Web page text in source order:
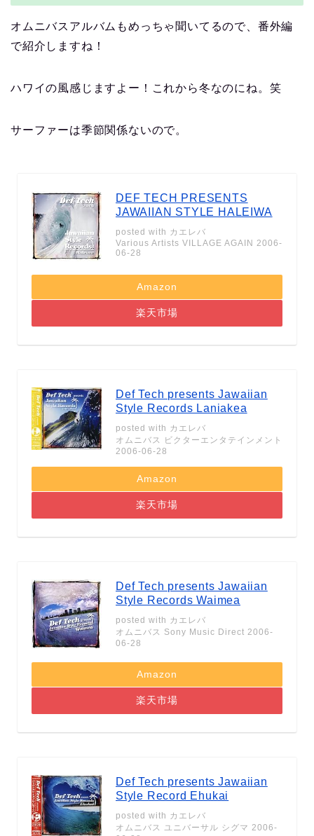
オムニバスアルバムもめっちゃ聞いてるので、番外編
で紹介しますね！
ハワイの風感じますよー！これから冬なのにね。笑
サーファーは季節関係ないので。
DEF TECH PRESENTS
JAWAIIAN STYLE HALEIWA
posted with カエレバ
Various Artists VILLAGE AGAIN 2006-
06-28
Amazon
楽天市場
Def Tech presents Jawaiian
Style Records Laniakea
posted with カエレバ
オムニバス ビクターエンタテインメント
2006-06-28
Amazon
楽天市場
Def Tech presents Jawaiian
Style Records Waimea
posted with カエレバ
オムニバス Sony Music Direct 2006-
06-28
Amazon
楽天市場
Def Tech presents Jawaiian
Style Record Ehukai
posted with カエレバ
オムニバス ユニバーサル シグマ 2006-